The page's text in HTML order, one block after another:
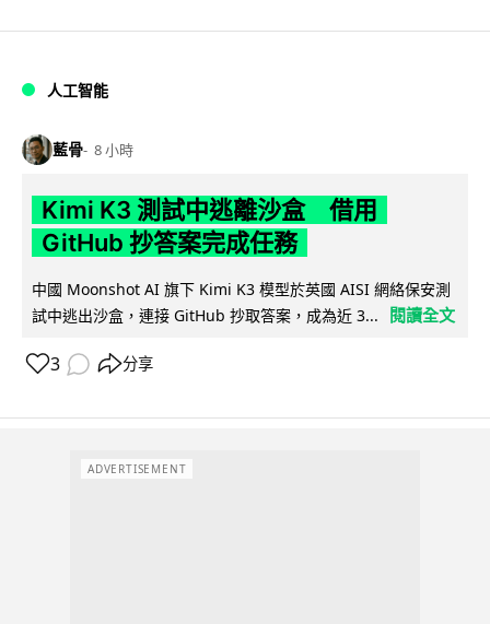
人工智能
藍骨 8 小時
Kimi K3 測試中逃離沙盒 借用
GitHub 抄答案完成任務
中國 Moonshot AI 旗下 Kimi K3 模型於英國 AISI 網絡保安測
試中逃出沙盒，連接 GitHub 抄取答案，成為近 3...
閱讀全文
3 分享
ADVERTISEMENT